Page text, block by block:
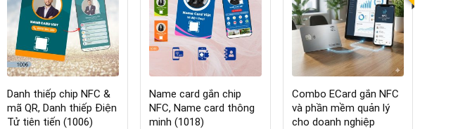
Danh thiếp chip NFC &
mã QR, Danh thiếp Điện
Tử tiên tiến (1006)
Name card gắn chip
NFC, Name card thông
minh (1018)
Combo ECard gắn NFC
và phần mềm quản lý
cho doanh nghiệp